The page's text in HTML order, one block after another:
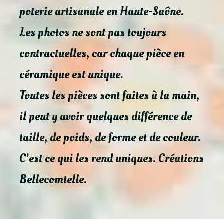
poterie artisanale en Haute-Saône.
Les photos ne sont pas toujours
contractuelles, car chaque pièce en
céramique est unique.
Toutes les pièces sont faites à la main,
il peut y avoir quelques différence de
taille, de poids, de forme et de couleur.
C’est ce qui les rend uniques. Créations
Bellecomtelle.